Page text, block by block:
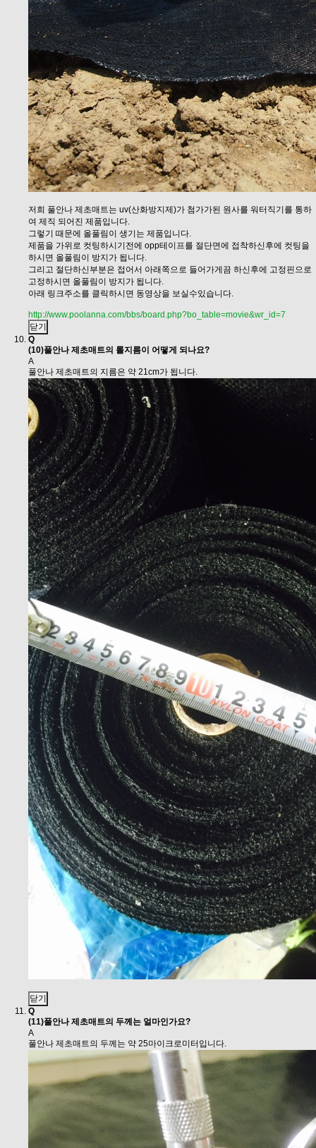
저희 풀안나 제초매트는 uv(산화방지제)가 첨가가된 원사를 워터직기를 통하
여 제직 되어진 제품입니다.
그렇기 때문에 올풀림이 생기는 제품입니다.
제품을 가위로 컷팅하시기전에 opp테이프를 절단면에 접착하신후에 컷팅을
하시면 올풀림이 방지가 됩니다.
그리고 절단하신부분은 접어서 아래쪽으로 들어가게끔 하신후에 고정핀으로
고정하시면 올풀림이 방지가 됩니다.
아래 링크주소를 클릭하시면 동영상을 보실수있습니다.
http://www.poolanna.com/bbs/board.php?bo_table=movie&wr_id=7
닫기
Q
(10)풀안나 제초매트의 롤지름이 어떻게 되나요?
A
풀안나 제초매트의 지름은 약 21cm가 됩니다.
닫기
Q
(11)풀안나 제초매트의 두께는 얼마인가요?
A
풀안나 제초매트의 두께는 약 25마이크로미터입니다.